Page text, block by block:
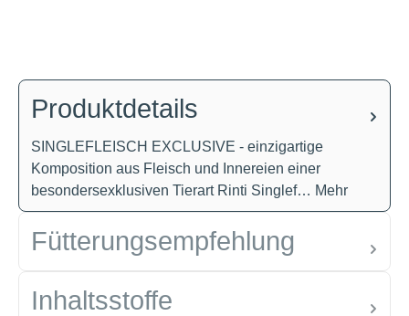
Produktdetails
SINGLEFLEISCH EXCLUSIVE - einzigartige
Komposition aus Fleisch und Innereien einer
besondersexklusiven Tierart Rinti Singlef… Mehr
Fütterungsempfehlung
Inhaltsstoffe